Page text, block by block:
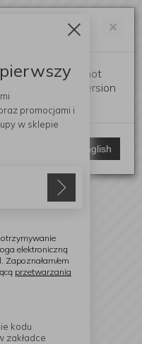
×
language is not
to the English version
Switch to English
promocjami i
w sklepie
elektroniczną
Zapoznałam/em
przetwarzania
kodu
zakładce